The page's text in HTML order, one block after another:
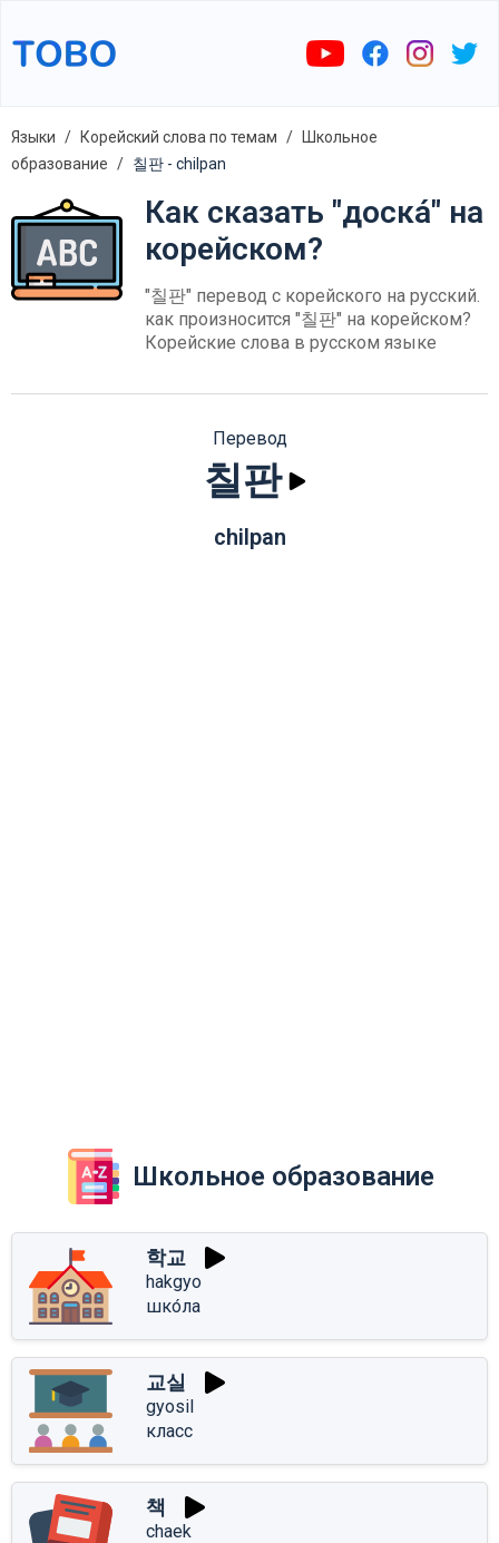
Языки Корейский слова по темам
Школьное
образование
칠판 - chilpan
Как сказать "доска́" на
корейском?
"칠판" перевод с корейского на русский.
как произносится "칠판" на корейском?
Корейские слова в русском языке
Перевод
칠판
chilpan
Школьное образование
학교
hakgyo
шко́ла
교실
gyosil
класс
책
chaek